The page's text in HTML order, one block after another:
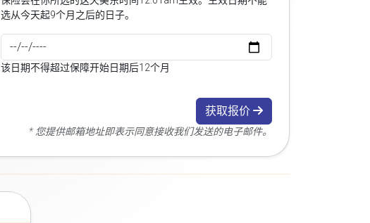
选从今天起9个月之后的日子。
该日期不得超过保障开始日期后12个月
获取报价
* 您提供邮箱地址即表示同意接收我们发送的电子邮件。